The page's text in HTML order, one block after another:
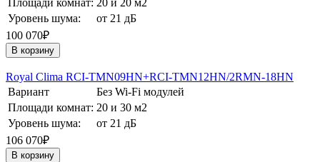
Площади комнат: 20 и 20 м2
Уровень шума:
от 21 дБ
100 070₽
В корзину
Royal Clima RCI-TMN09HN+RCI-TMN12HN/2RMN-18HN
Вариант
Без Wi-Fi модулей
Площади комнат: 20 и 30 м2
Уровень шума:
от 21 дБ
106 070₽
В корзину